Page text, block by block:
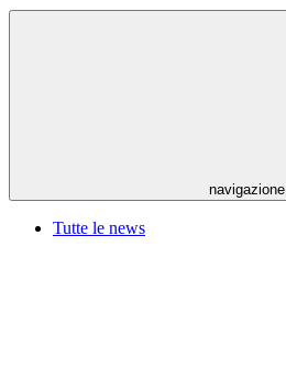
navigazione
Tutte le news